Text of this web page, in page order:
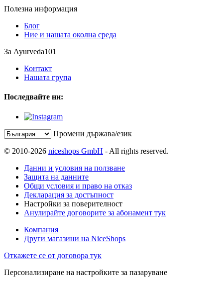
Полезна информация
Блог
Ние и нашата околна среда
За Ayurveda101
Контакт
Нашата група
Последвайте ни:
Промени държава/език
© 2010-2026 niceshops GmbH - All rights reserved.
Данни и условия на ползване
Защита на данните
Общи условия и право на отказ
Декларация за достъпност
Настройки за поверителност
Анулирайте договорите за абонамент тук
Компания
Други магазини на NiceShops
Откажете се от договора тук
Персонализиране на настройките за пазаруване